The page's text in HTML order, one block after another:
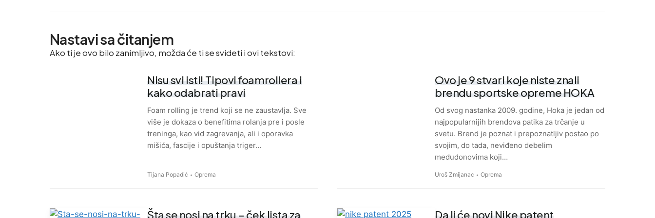
Nastavi sa čitanjem
Ako ti je ovo bilo zanimljivo, možda će ti se svideti i ovi tekstovi:
Nisu svi isti! Tipovi foamrollera i
kako odabrati pravi
Foam rolling je trend koji se ne zaustavlja. Sve
više je dokaza o benefitima rolanja pre i posle
treninga, kao vid zagrevanja, ali i oporavka
mišića, fascije i opuštanja triger…
Tijana Popadić Oprema
Ovo je 9 stvari koje niste znali
brendu sportske opreme HOKA
Od svog nastanka 2009. godine, Hoka je jedan od
najpopularnijih brendova patika za trčanje u
svetu. Brend je poznat i prepoznatljiv postao po
svojim, do tada, neviđeno debelim
međuđonovima koji…
Uroš Zmijanac Oprema
Šta se nosi na trku – ček lista za Da li će novi Nike patent